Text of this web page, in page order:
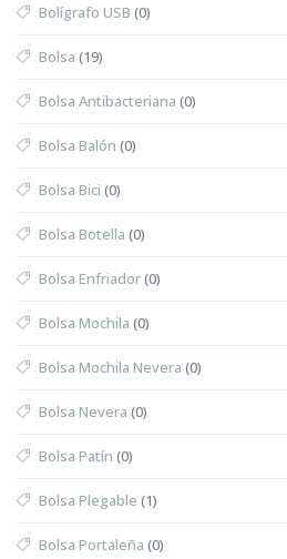
Bolígrafo USB (0)
Bolsa (19)
Bolsa Antibacteriana (0)
Bolsa Balón (0)
Bolsa Bici (0)
Bolsa Botella (0)
Bolsa Enfriador(0)
Bolsa Mochila (0)
Bolsa Mochila Nevera (0)
Bolsa Nevera (0)
Bolsa Patín (0)
Bolsa Plegable (1)
Bolsa Portaleña (0)